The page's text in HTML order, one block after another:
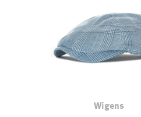
Wigens